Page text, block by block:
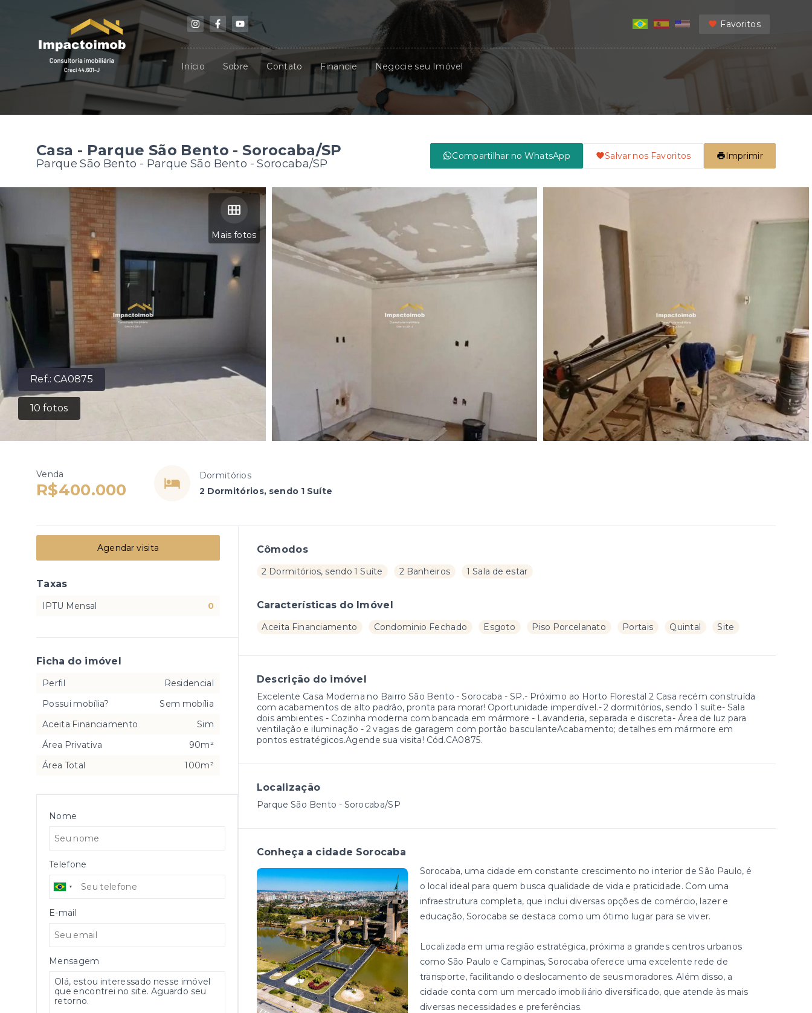
Favoritos
Início Sobre Contato Financie Negocie seu Imóvel
Casa - Parque São Bento - Sorocaba/SP
Parque São Bento - Parque São Bento - Sorocaba/SP
Compartilhar no WhatsApp Salvar nos Favoritos Imprimir
Ref.:CA0875
10 fotos
Mais fotos
Venda
R$400.000
Dormitórios
2 Dormitórios, sendo 1 Suíte
Cômodos
2 Dormitórios, sendo 1 Suíte 2 Banheiros 1 Sala de estar
Características do Imóvel
Aceita Financiamento Condominio Fechado Esgoto Piso Porcelanato Portais Quintal Site
Descrição do imóvel
Excelente Casa Moderna no Bairro São Bento - Sorocaba - SP.- Próximo ao Horto Florestal 2 Casa recém construída
com acabamentos de alto padrão, pronta para morar! Oportunidade imperdível.- 2 dormitórios, sendo 1 suíte- Sala
dois ambientes - Cozinha moderna com bancada em mármore - Lavanderia, separada e discreta- Área de luz para
ventilação e iluminação - 2 vagas de garagem com portão basculanteAcabamento; detalhes em mármore em
pontos estratégicos.Agende sua visita! Cód.CA0875.
Localização
Parque São Bento - Sorocaba/SP
Conheça a cidade Sorocaba
Sorocaba, uma cidade em constante crescimento no interior de São Paulo, é
o local ideal para quem busca qualidade de vida e praticidade. Com uma
infraestrutura completa, que inclui diversas opções de comércio, lazer e
educação, Sorocaba se destaca como um ótimo lugar para se viver.
Localizada em uma região estratégica, próxima a grandes centros urbanos
como São Paulo e Campinas, Sorocaba oferece uma excelente rede de
transporte, facilitando o deslocamento de seus moradores. Além disso, a
cidade conta com um mercado imobiliário diversificado, que atende às mais
diversas necessidades e preferências.
Agendar visita
Taxas
IPTU Mensal 0
Ficha do imóvel
Perfil
Residencial
Possui mobília?
Sem mobília
Aceita Financiamento
Sim
Área Privativa
90m²
Área Total
100m²
Nome
Telefone
E-mail
Mensagem